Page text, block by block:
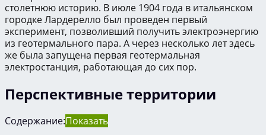
столетнюю историю. В июле 1904 года в итальянском
городке Лардерелло был проведен первый
эксперимент, позволивший получить электроэнергию
из геотермального пара. А через несколько лет здесь
же была запущена первая геотермальная
электростанция, работающая до сих пор.
Перспективные территории
Содержание:Показать